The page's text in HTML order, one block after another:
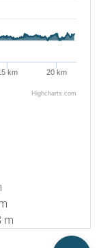
Kommentare
km 20 km
Highcharts.com
m